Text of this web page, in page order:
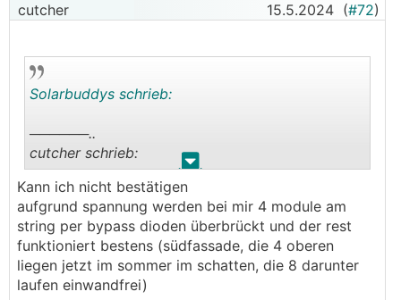
cutcher 15.5.2024 (#72)
. .
Solarbuddys schrieb:
──────..
cutcher schrieb:
Warum sollte der ganze String runtergezogen
werden?
schattenmanagement regelt das ja sehr gut und
ist kein Problem solange der string lange genug
ist
───────────────
Kann ich nicht bestätigen
aufgrund spannung werden bei mir 4 module am
string per bypass dioden überbrückt und der rest
funktioniert bestens (südfassade, die 4 oberen
liegen jetzt im sommer im schatten, die 8 darunter
laufen einwandfrei)